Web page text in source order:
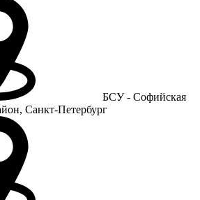
БСУ - Софийская
Санкт-Петербург